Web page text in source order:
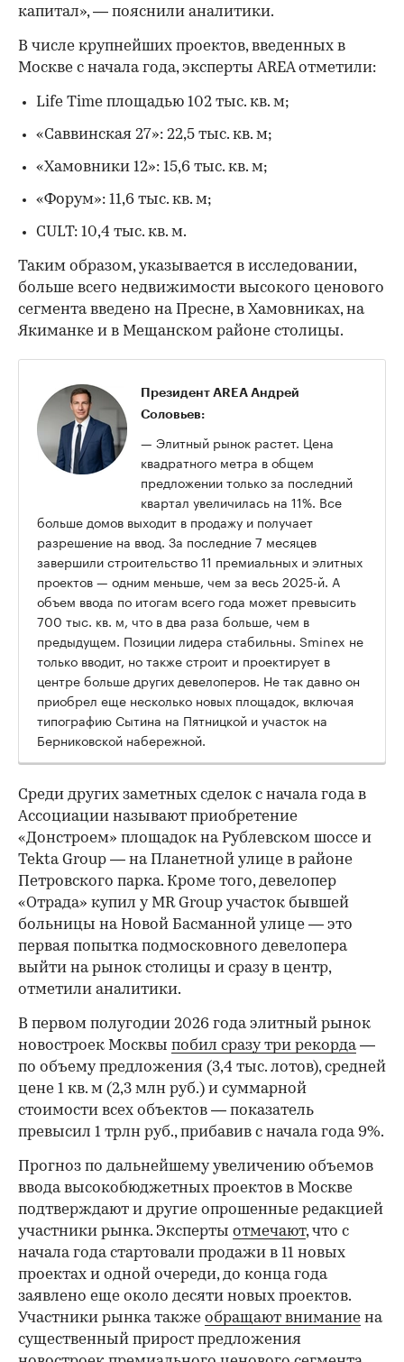
капитал», — пояснили аналитики.
В числе крупнейших проектов, введенных в
Москве с начала года, эксперты AREA отметили:
Life Time площадью 102 тыс. кв. м;
«Саввинская 27»: 22,5 тыс. кв. м;
«Хамовники 12»: 15,6 тыс. кв. м;
«Форум»: 11,6 тыс. кв. м;
CULT: 10,4 тыс. кв. м.
Таким образом, указывается в исследовании,
больше всего недвижимости высокого ценового
сегмента введено на Пресне, в Хамовниках, на
Якиманке и в Мещанском районе столицы.
Президент AREA Андрей
Соловьев:
— Элитный рынок растет. Цена
квадратного метра в общем
предложении только за последний
квартал увеличилась на 11%. Все
больше домов выходит в продажу и получает
разрешение на ввод. За последние 7 месяцев
завершили строительство 11 премиальных и элитных
проектов — одним меньше, чем за весь 2025-й. А
объем ввода по итогам всего года может превысить
700 тыс. кв. м, что в два раза больше, чем в
предыдущем. Позиции лидера стабильны. Sminex не
только вводит, но также строит и проектирует в
центре больше других девелоперов. Не так давно он
приобрел еще несколько новых площадок, включая
типографию Сытина на Пятницкой и участок на
Берниковской набережной.
Среди других заметных сделок с начала года в
Ассоциации называют приобретение
«Донстроем» площадок на Рублевском шоссе и
Tekta Group — на Планетной улице в районе
Петровского парка. Кроме того, девелопер
«Отрада» купил у MR Group участок бывшей
больницы на Новой Басманной улице — это
первая попытка подмосковного девелопера
выйти на рынок столицы и сразу в центр,
отметили аналитики.
В первом полугодии 2026 года элитный рынок
новостроек Москвы побил сразу три рекорда—
по объему предложения (3,4 тыс. лотов), средней
цене 1 кв. м (2,3 млн руб.) и суммарной
стоимости всех объектов — показатель
превысил 1 трлн руб., прибавив с начала года 9%.
Прогноз по дальнейшему увеличению объемов
ввода высокобюджетных проектов в Москве
подтверждают и другие опрошенные редакцией
участники рынка. Эксперты отмечают, что с
начала года стартовали продажи в 11 новых
проектах и одной очереди, до конца года
заявлено еще около десяти новых проектов.
Участники рынка также обращают внимание на
существенный прирост предложения